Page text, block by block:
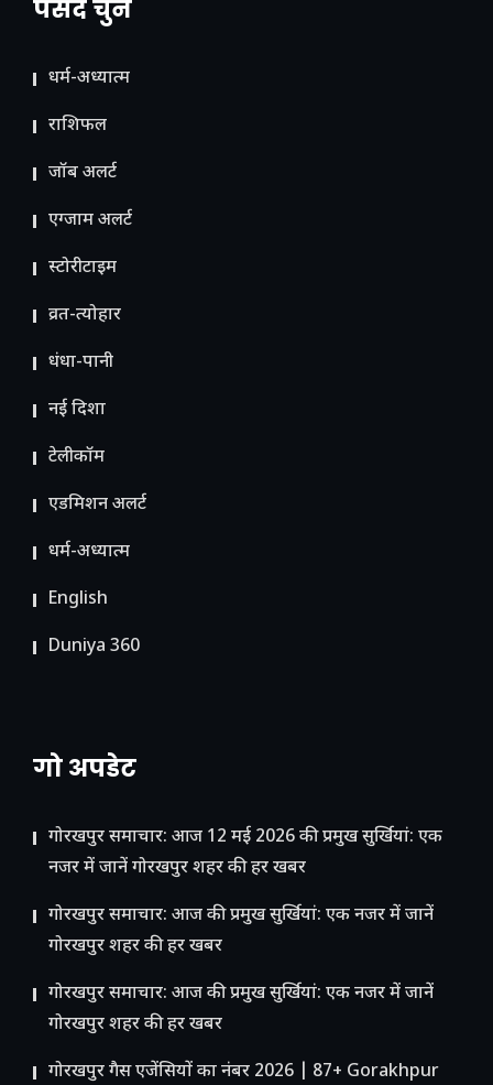
पसंद चुनें
धर्म-अध्यात्म
राशिफल
जॉब अलर्ट
एग्जाम अलर्ट
स्टोरीटाइम
व्रत-त्योहार
धंधा-पानी
नई दिशा
टेलीकॉम
ए​डमिशन अलर्ट
धर्म-अध्यात्म
English
Duniya 360
गो अपडेट
गोरखपुर समाचार: आज 12 मई 2026 की प्रमुख सुर्खियां: एक
नजर में जानें गोरखपुर शहर की हर खबर
गोरखपुर समाचार: आज की प्रमुख सुर्खियां: एक नजर में जानें
गोरखपुर शहर की हर खबर
गोरखपुर समाचार: आज की प्रमुख सुर्खियां: एक नजर में जानें
गोरखपुर शहर की हर खबर
गोरखपुर गैस एजेंसियों का नंबर 2026 | 87+ Gorakhpur